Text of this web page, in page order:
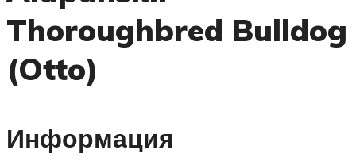
Thoroughbred Bulldog
(Otto)
Информация